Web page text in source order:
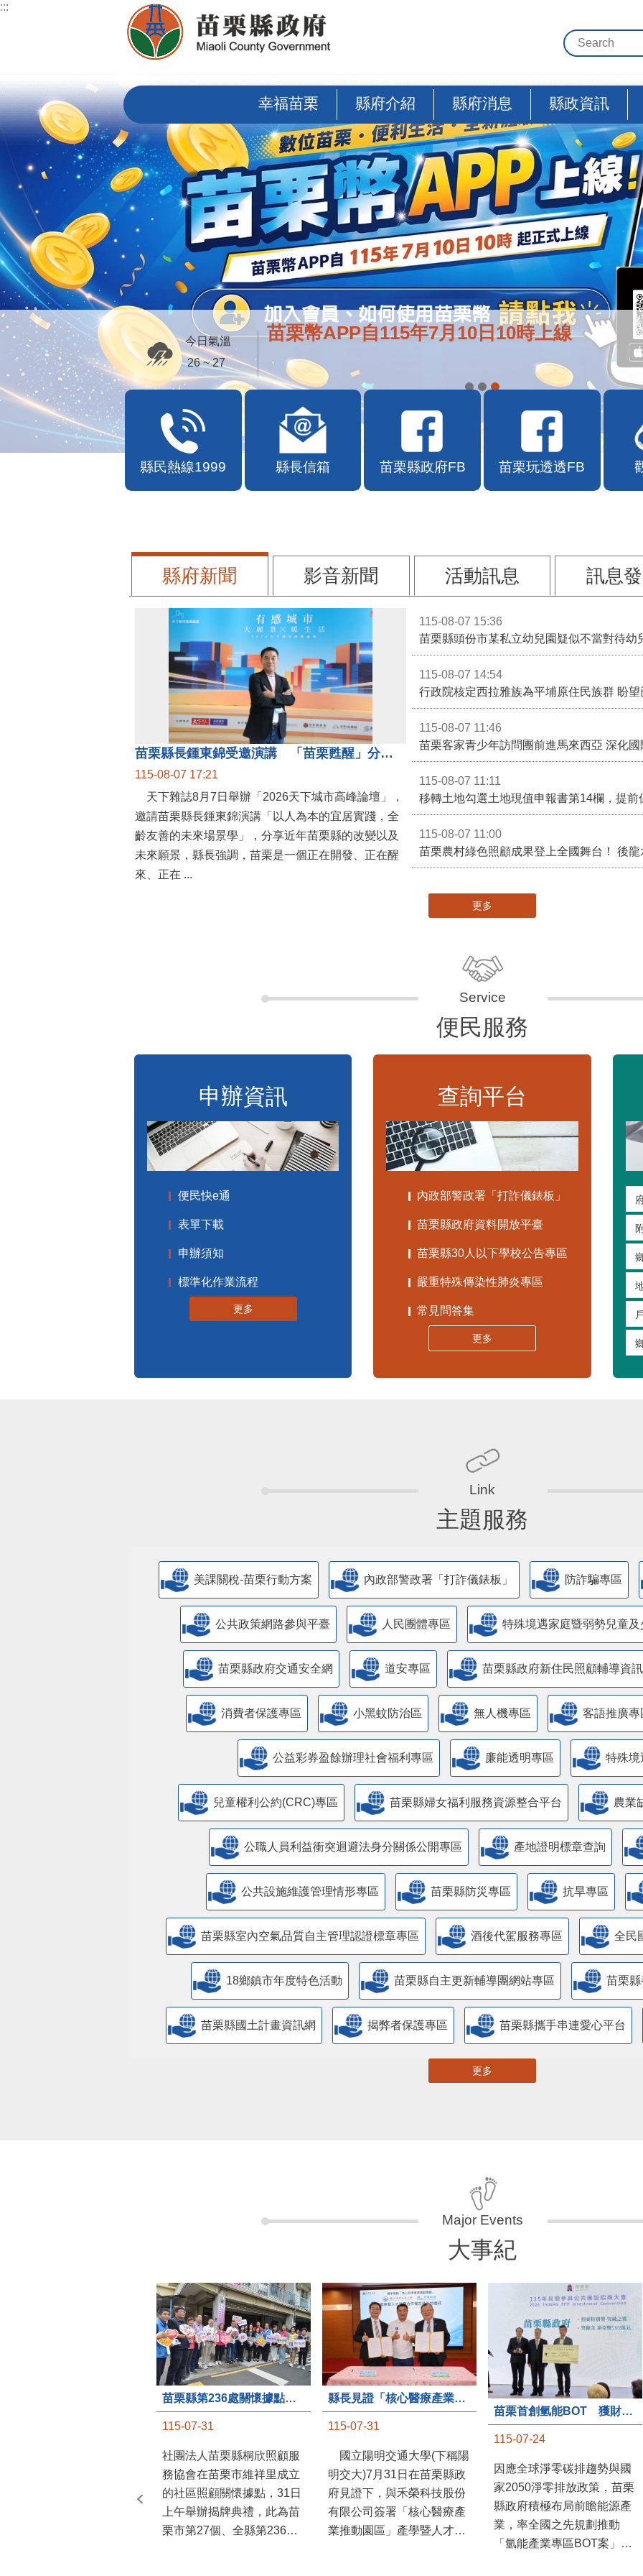
跳到主要內容區塊
:::
幸福苗栗 縣府介紹 縣府消息 縣政資訊
苗栗幣APP自115年7月10日10時上線
今日氣溫
26 ~ 27
縣民熱線1999 縣長信箱 苗栗縣政府FB 苗栗玩透透FB
縣府新聞 影音新聞 活動訊息 訊息
苗栗縣長鍾東錦受邀演講 「苗栗甦醒」分享近年轉變
115-08-07 17:21
天下雜誌8月7日舉辦「2026天下城市高峰論壇」，
邀請苗栗縣長鍾東錦演講「以人為本的宜居實踐，全
齡友善的未來場景學」，分享近年苗栗縣的改變以及
未來願景，縣長強調，苗栗是一個正在開發、正在醒
來、正在 ...
115-08-07 15:36
苗栗縣頭份市某私立幼兒園疑似不當對待幼
115-08-07 14:54
115-08-07 11:46
苗栗客家青少年訪問團前進馬來西亞 深化
115-08-07 11:11
移轉土地勾選土地現值申報書第14欄，提前
115-08-07 11:00
更多
便民服務
申辦資訊
便民快e通
表單下載
申辦須知
標準化作業流程
更多
查詢平台
內政部警政署「打詐儀錶板」
苗栗縣政府資料開放平臺
苗栗縣30人以下學校公告專區
嚴重特殊傳染性肺炎專區
常見問答集
更多
主題服務
美課關稅-苗栗行動方案 內政部警政署「打詐儀錶板」 防詐騙專區
公共政策網路參與平臺 人民團體專區 特殊境遇家庭暨弱勢兒童
苗栗縣政府交通安全網 道安專區 苗栗縣政府新住民照顧輔導資
消費者保護專區 小黑蚊防治區 無人機專區 客語推廣專
公益彩券盈餘辦理社會福利專區 廉能透明專區 特殊境
兒童權利公約(CRC)專區 苗栗縣婦女福利服務資源整合平台 農業
公職人員利益衝突迴避法身分關係公開專區 產地證明標章查詢
​公共設施維護管理情形專區 苗栗縣防災專區 抗旱專區
苗栗縣室內空氣品質自主管理認證標章專區 酒後代駕服務專區 全民
18鄉鎮市年度特色活動 苗栗縣自主更新輔導團網站專區 苗栗
苗栗縣國土計畫資訊網 揭弊者保護專區 苗栗縣攜手串連愛心平台
更多
大事紀
苗栗縣第236處關懷據點在苗栗市維祥里揭牌
115-07-31
社團法人苗栗縣桐欣照顧服
務協會在苗栗市維祥里成立
的社區照顧關懷據點，31日
上午舉辦揭牌典禮，此為苗
栗市第27個、全縣第236處
縣長見證「核心醫療產業推動園區」產學合作簽約儀式
115-07-31
國立陽明交通大學(下稱陽
明交大)7月31日在苗栗縣政
府見證下，與禾榮科技股份
有限公司簽署「核心醫療產
業推動園區」產學暨人才培
苗栗首創氫能BOT 獲財政部「突破之翼」肯定
115-07-24
因應全球淨零碳排趨勢與國
家2050淨零排放政策，苗栗
縣政府積極布局前瞻能源產
業，率全國之先規劃推動
「氫能產業專區BOT案」，